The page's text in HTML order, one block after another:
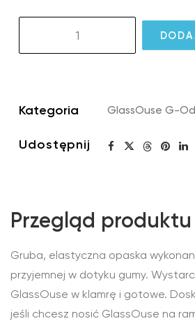
Przegląd produktu
Gruba, elastyczna opaska
przyjemnej w dotyku gumy.
GlassOuse w klamrę i gotowe.
jeśli chcesz nosić GlassOuse na
Kategoria GlassOuse G-
Udostępnij